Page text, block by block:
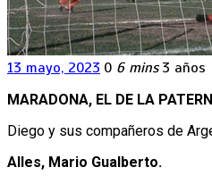
13 mayo, 2023 0 6 mins 3 años
MARADONA, EL DE LA
Diego y sus compañeros de
Alles, Mario Gualberto.